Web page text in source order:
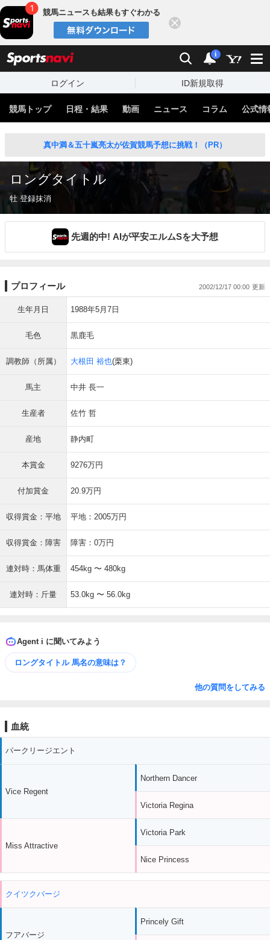
競馬ニュースも結果もすぐわかる
検索 通知
i
ログイン ID新規取得
競馬トップ 日程・結果 動画 ニュース コラム 公式情
真中満＆五十嵐亮太が佐賀競馬予想に挑戦！（PR）
ロングタイトル
牡 登録抹消
先週的中! AIが平安エルムSを大予想
プロフィール 2002/12/17 00:00
生年月日 1988年5月7日
毛色 黒鹿毛
調教師（所属） 大根田 裕也(栗東)
馬主 中井 長一
生産者 佐竹 哲
産地 静内町
本賞金 9276万円
付加賞金 20.9万円
収得賞金：平地 平地：2005万円
収得賞金：障害 障害：0万円
連対時：馬体重 454kg 〜 480kg
連対時：斤量 53.0kg 〜 56.0kg
Agent i に聞いてみよう
ロングタイトル 馬名の意味は？
他の質問をしてみる
血統
パークリージエント
Vice Regent
Miss Attractive
Northern Dancer
Victoria Regina
Victoria Park
Nice Princess
クイツクバージ
フアバージ
Princely Gift